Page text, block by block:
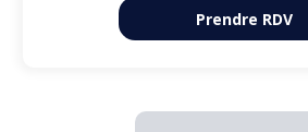
Prendre RDV